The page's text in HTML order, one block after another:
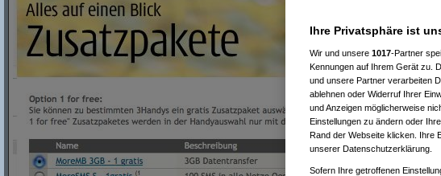
Ihre Privatsphäre ist
Wir und unsere 1017-Partner
Kennungen auf Ihrem Gerät zu.
und unsere Partner verarbeiten
ablehnen oder Widerruf Ihrer
und Anzeigen möglicherweise
Einstellungen zu ändern oder
Rand der Webseite klicken. Ihre
unserer Datenschutzerklärung.
Sofern Ihre getroffenen